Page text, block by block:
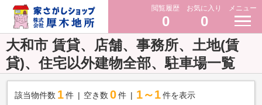
閲覧履歴
0
お気に入り
0
メニュー
大和市 賃貸、店舗、事務所、土地(賃
貸)、住宅以外建物全部、駐車場一覧
該当物件数 1件 空き数 0 件 1～1 件を表示